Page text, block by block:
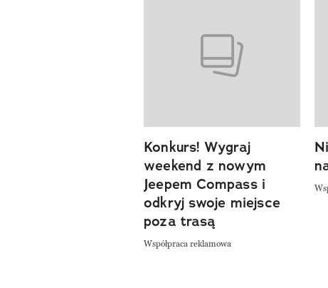
Konkurs! Wygraj
weekend z nowym
Jeepem Compass i
odkryj swoje miejsce
poza trasą
Współpraca reklamowa